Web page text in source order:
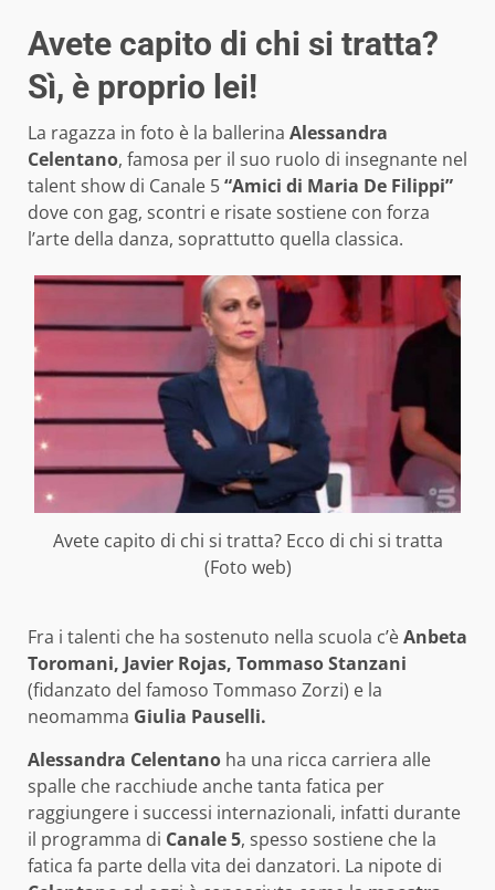
Avete capito di chi si tratta?
Sì, è proprio lei!
La ragazza in foto è la ballerina Alessandra
Celentano, famosa per il suo ruolo di insegnante nel
talent show di Canale 5“Amici di Maria De Filippi”
dove con gag, scontri e risate sostiene con forza
l’arte della danza, soprattutto quella classica.
Avete capito di chi si tratta? Ecco di chi si tratta
(Foto web)
Fra i talenti che ha sostenuto nella scuola c’èAnbeta
Toromani, Javier Rojas, Tommaso Stanzani
(fidanzato del famoso Tommaso Zorzi) e la
neomamma Giulia Pauselli.
Alessandra Celentano ha una ricca carriera alle
spalle che racchiude anche tanta fatica per
raggiungere i successi internazionali, infatti durante
il programma di Canale 5, spesso sostiene che la
fatica fa parte della vita dei danzatori. La nipote di